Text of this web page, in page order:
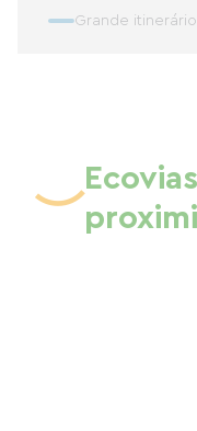
Grande itinerário